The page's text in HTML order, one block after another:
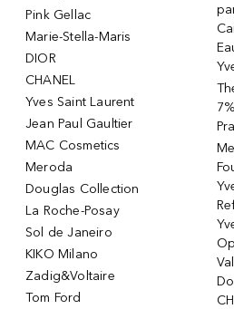
Pink Gellac
Marie-Stella-Maris
DIOR
CHANEL
Yves Saint Laurent
Jean Paul Gaultier
MAC Cosmetics
Meroda
Douglas Collection
La Roche-Posay
Sol de Janeiro
KIKO Milano
Zadig&Voltaire
Tom Ford